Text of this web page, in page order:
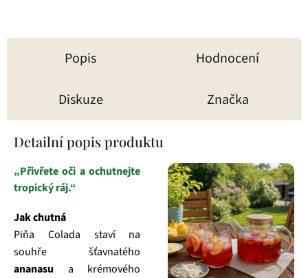
Popis Hodnocení
Diskuze Značka
Detailní popis produktu
„Přivřete oči a ochutnejte
tropický ráj.“
Jak chutná
Piňa Colada staví na
souhře šťavnatého
ananasu a krémového